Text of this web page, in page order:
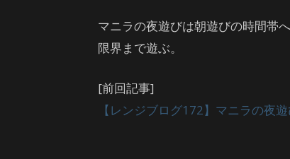
マニラの夜遊びは朝遊びの時間帯
限界まで遊ぶ。
[前回記事]
【レンジブログ172】マニラの夜